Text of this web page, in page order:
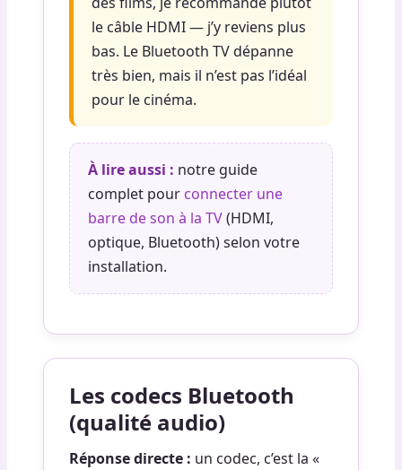
le câble HDMI — j’y reviens plus
bas. Le Bluetooth TV dépanne
très bien, mais il n’est pas l’idéal
pour le cinéma.
À lire aussi : notre guide
complet pour connecter une
barre de son à la TV(HDMI,
optique, Bluetooth) selon votre
installation.
Les codecs Bluetooth
(qualité audio)
Réponse directe : un codec, c’est la «